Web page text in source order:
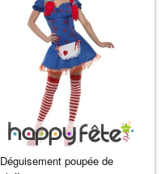
Déguisement poupée de